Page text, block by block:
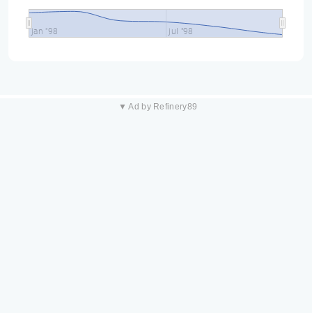
jan "98 jul "98
▼ Ad by Refinery89